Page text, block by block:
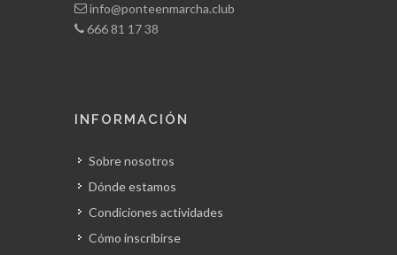
info@ponteenmarcha.club
666 81 17 38
INFORMACIÓN
Sobre nosotros
Dónde estamos
Condiciones actividades
Cómo inscribirse